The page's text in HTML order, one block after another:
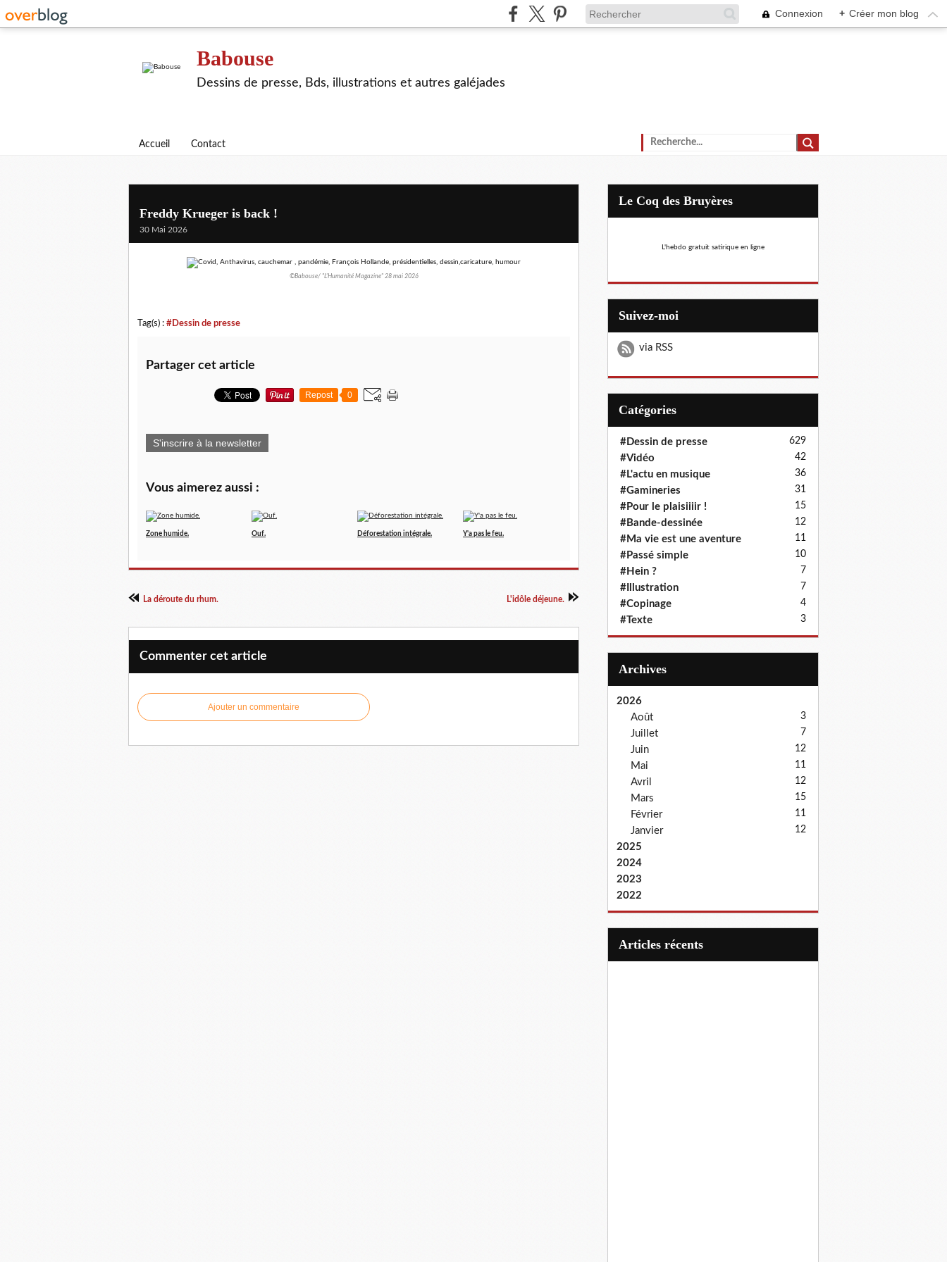
Connexion + Créer mon blog
Babouse
Dessins de presse, Bds, illustrations et autres galéjades
Accueil Contact
Freddy Krueger is back !
30 Mai 2026
©Babouse/ "L'Humanité Magazine" 28 mai 2026
Tag(s) : #Dessin de presse
Partager cet article
Repost 0
S'inscrire à la newsletter
Vous aimerez aussi :
Zone humide. Ouf. Déforestation intégrale. Y'a pas le feu.
La déroute du rhum. L'idôle déjeune.
Commenter cet article
Ajouter un commentaire
Le Coq des Bruyères
L'hebdo gratuit satirique en ligne
Suivez-moi
via RSS
Catégories
#Dessin de presse 629
#Vidéo 42
#L'actu en musique 36
#Gamineries 31
#Pour le plaisiiiir ! 15
#Bande-dessinée 12
#Ma vie est une aventure 11
#Passé simple 10
#Hein ? 7
#Illustration 7
#Copinage 4
#Texte 3
Archives
2026
Août
3
Juillet 7
Juin 12
Mai 11
Avril 12
Mars 15
Février 11
Janvier 12
2025
2024
2023
2022
articles récents